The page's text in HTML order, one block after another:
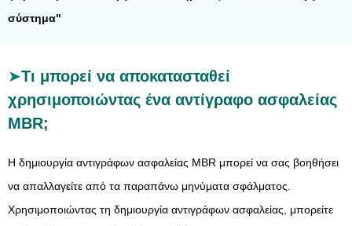
σύστημα"
Τι μπορεί να αποκατασταθεί
χρησιμοποιώντας ένα αντίγραφο ασφαλείας
MBR;
Η δημιουργία αντιγράφων ασφαλείας MBR μπορεί να σας βοηθήσει
να απαλλαγείτε από τα παραπάνω μηνύματα σφάλματος.
Χρησιμοποιώντας τη δημιουργία αντιγράφων ασφαλείας, μπορείτε